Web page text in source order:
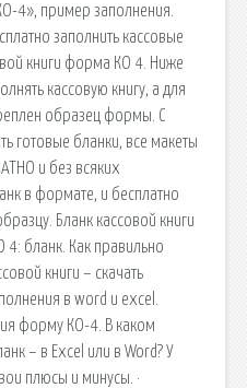
4», пример заполнения.
заполнить кассовые
книги форма КО 4. Ниже
кассовую книгу, а для
образец формы. С
готовые бланки, все макеты
и без всяких
в формате, и бесплатно
Бланк кассовой книги
бланк. Как правильно
книги – скачать
в word и excel.
форму КО-4. В каком
– в Excel или в Word? У
плюсы и минусы. ·